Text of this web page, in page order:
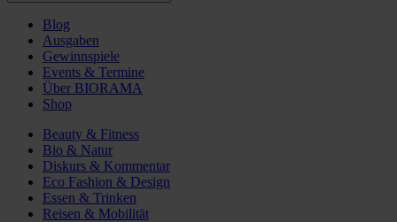
Blog
Ausgaben
Gewinnspiele
Events & Termine
Über BIORAMA
Shop
Beauty & Fitness
Bio & Natur
Diskurs & Kommentar
Eco Fashion & Design
Essen & Trinken
Reisen & Mobilität